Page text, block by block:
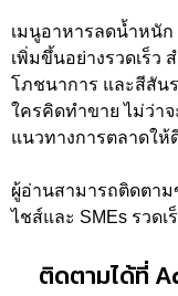
เมนูอาหารลดน้ำหนั
เพิ่มขึ้นอย่างรวดเร็
โภชนาการ และสีสัน
ใครคิดทำขาย ไม่ว่า
แนวทางการตลาดให้
ผู้อ่านสามารถติดตา
ไชส์และ SMEs รวดเ
ติดตามได้ที่